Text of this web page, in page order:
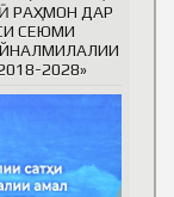
РАҲМОН ДАР
СЕЮМИ
2028»